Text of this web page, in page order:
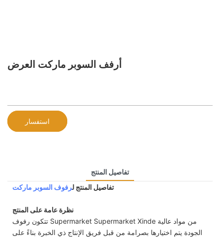
أرفف السوبر ماركت العرض
استفسار
تفاصيل المنتج
تفاصيل المنتج لرفوف السوبر ماركت
نظرة عامة على المنتج
تتكون رفوف Supermarket Supermarket Xinde من مواد عالية
الجودة يتم اختيارها بصرامة من قبل فريق الإنتاج ذي الخبرة بناءً على